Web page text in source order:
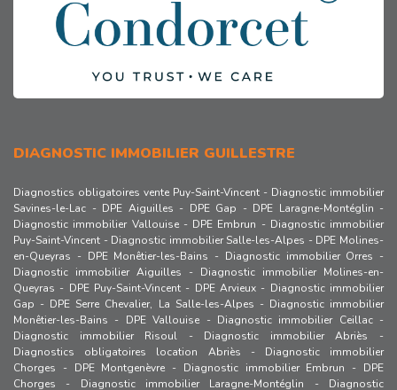
DIAGNOSTIC IMMOBILIER GUILLESTRE
Diagnostics obligatoires vente Puy-Saint-Vincent - Diagnostic immobilier
Savines-le-Lac - DPE Aiguilles - DPE Gap - DPE Laragne-Montéglin -
Diagnostic immobilier Vallouise- DPE Embrun - Diagnostic immobilier
Puy-Saint-Vincent - Diagnostic immobilier Salle-les-Alpes - DPE Molines-
en-Queyras - DPE Monêtier-les-Bains - Diagnostic immobilier Orres -
Diagnostic immobilier Aiguilles - Diagnostic immobilier Molines-en-
Queyras - DPE Puy-Saint-Vincent - DPE Arvieux - Diagnostic immobilier
Gap - DPE Serre Chevalier, La Salle-les-Alpes - Diagnostic immobilier
Monêtier-les-Bains - DPE Vallouise - Diagnostic immobilier Ceillac-
Diagnostic immobilier Risoul - Diagnostic immobilier Abriès -
Diagnostics obligatoires location Abriès - Diagnostic immobilier
Chorges - DPE Montgenèvre - Diagnostic immobilier Embrun - DPE
Chorges - Diagnostic immobilier Laragne-Montéglin - Diagnostic